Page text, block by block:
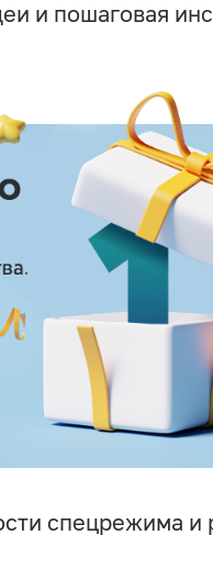
и пошаговая
спецрежима и